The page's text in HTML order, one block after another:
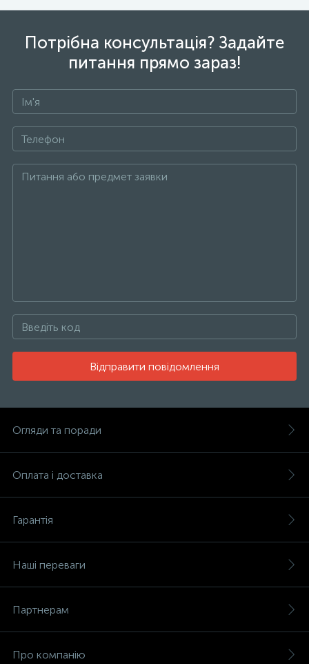
Потрібна консультація? Задайте
питання прямо зараз!
Відправити повідомлення
Огляди та поради
Оплата і доставка
Гарантія
Наші переваги
Партнерам
Про компанію